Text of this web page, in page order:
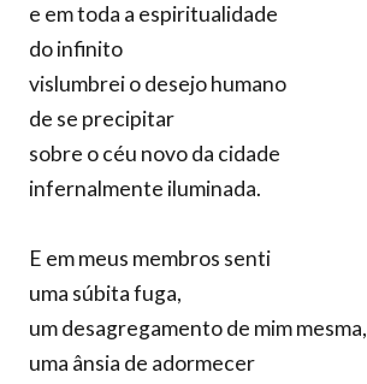
e em toda a espiritualidade
do infinito
vislumbrei o desejo humano
de se precipitar
sobre o céu novo da cidade
infernalmente iluminada.
E em meus membros senti
uma súbita fuga,
um desagregamento de mim mesma,
uma ânsia de adormecer